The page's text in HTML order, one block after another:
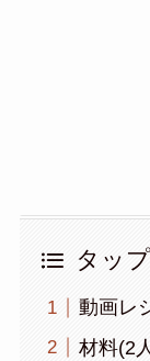
タッ
動画レ
材料(2